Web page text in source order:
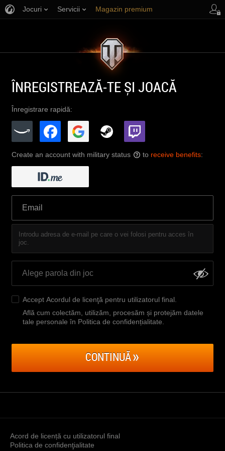
Jocuri Servicii Magazin premium
ÎNREGISTREAZĂ-TE ȘI JOACĂ
Înregistrare rapidă:
Create an account with military status ? to receive benefits:
Introdu adresa de e-mail pe care o vei folosi pentru acces în
joc.
Accept Acordul de licenţă pentru utilizatorul final
Află cum colectăm, utilizăm, procesăm și protejăm datele
tale personale în Politica de confidențialitate
CONTINUĂ
Acord de licență cu utilizatorul final
Politica de confidenţialitate